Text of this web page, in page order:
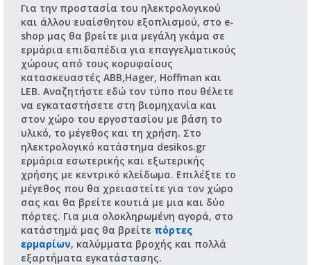
Για την προστασία του ηλεκτρολογικού
και άλλου ευαίσθητου εξοπλισμού, στο e-
shop μας θα βρείτε μια μεγάλη γκάμα σε
ερμάρια επιδαπέδια για επαγγελματικούς
χώρους από τους κορυφαίους
κατασκευαστές ΑΒΒ,Hager, Hoffman και
LEB. Αναζητήστε εδώ τον τύπο που θέλετε
να εγκαταστήσετε στη βιομηχανία και
στον χώρο του εργοστασίου με βάση το
υλικό, το μέγεθος και τη χρήση. Στο
ηλεκτρολογικό κατάστημα desikos.gr
ερμάρια εσωτερικής και εξωτερικής
χρήσης με κεντρικό κλείδωμα. Επιλέξτε το
μέγεθος που θα χρειαστείτε για τον χώρο
σας και θα βρείτε κουτιά με μια και δύο
πόρτες. Για μια ολοκληρωμένη αγορά, στο
κατάστημά μας θα βρείτε πόρτες
ερμαρίων, καλύμματα βροχής και πολλά
εξαρτήματα εγκατάστασης.